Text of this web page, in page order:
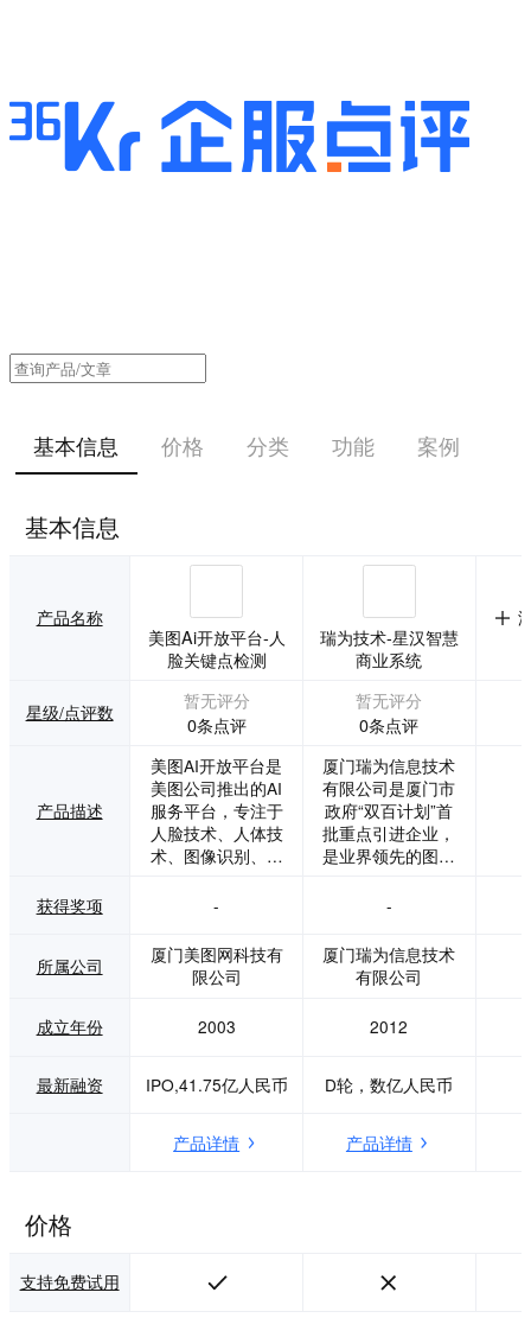
基本信息 价格 分类 功能 案例
基本信息
产品名称
美图Ai开放平台-人
脸关键点检测
瑞为技术-星汉智慧
商业系统
星级/点评数
暂无评分
0条点评
暂无评分
0条点评
产品描述
美图AI开放平台是
美图公司推出的AI
服务平台，专注于
人脸技术、人体技
术、图像识别、图
的专业AI算法服务
和解决方案。 其技
术体验包括人脸技
像识别和人体技术
实力，丰富业务场
共创美好未来。 美
机器学习、增强现
厦门瑞为信息技术
有限公司是厦门市
政府“双百计划”首
批重点引进企业，
是业界领先的图像
感知技术的研究，
公司核心研发团队
由多名资深的人工
领域专家组成，拥
学习和计算机视觉
车载智能、智能安
获得奖项 - -
所属公司
厦门美图网科技有
限公司
厦门瑞为信息技术
有限公司
成立年份 2003 2012
最新融资 IPO,41.75亿人民币 D轮，数亿人民币
产品详情 产品详情
价格
支持免费试用